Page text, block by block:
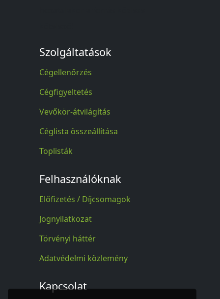
Szolgáltatások
Cégellenőrzés
Cégfigyeltetés
Vevőkör-átvilágítás
Céglista összeállítása
Toplisták
Felhasználóknak
Előfizetés / Díjcsomagok
Jognyilatkozat
Törvényi háttér
Adatvédelmi közlemény
Kapcsolat